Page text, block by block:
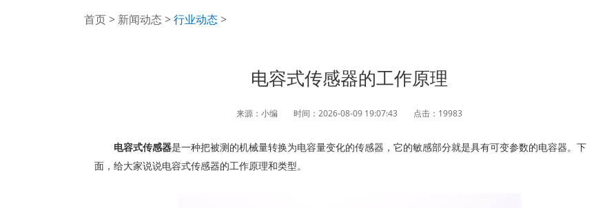
首页> 新闻动态>行业动态>
电容式传感器的工作原理
来源：小编 时间：2026-08-09 19:07:43 点击：19983
电容式传感器是一种把被测的机械量转换为电容量变化的传感器，它的敏感部分就是具有可变参数的电容器。下
面，给大家说说电容式传感器的工作原理和类型。